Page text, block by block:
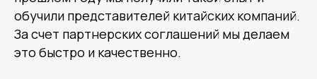
обучили представителей китайских компаний.
За счет партнерских соглашений мы делаем
это быстро и качественно.
Учебный центр